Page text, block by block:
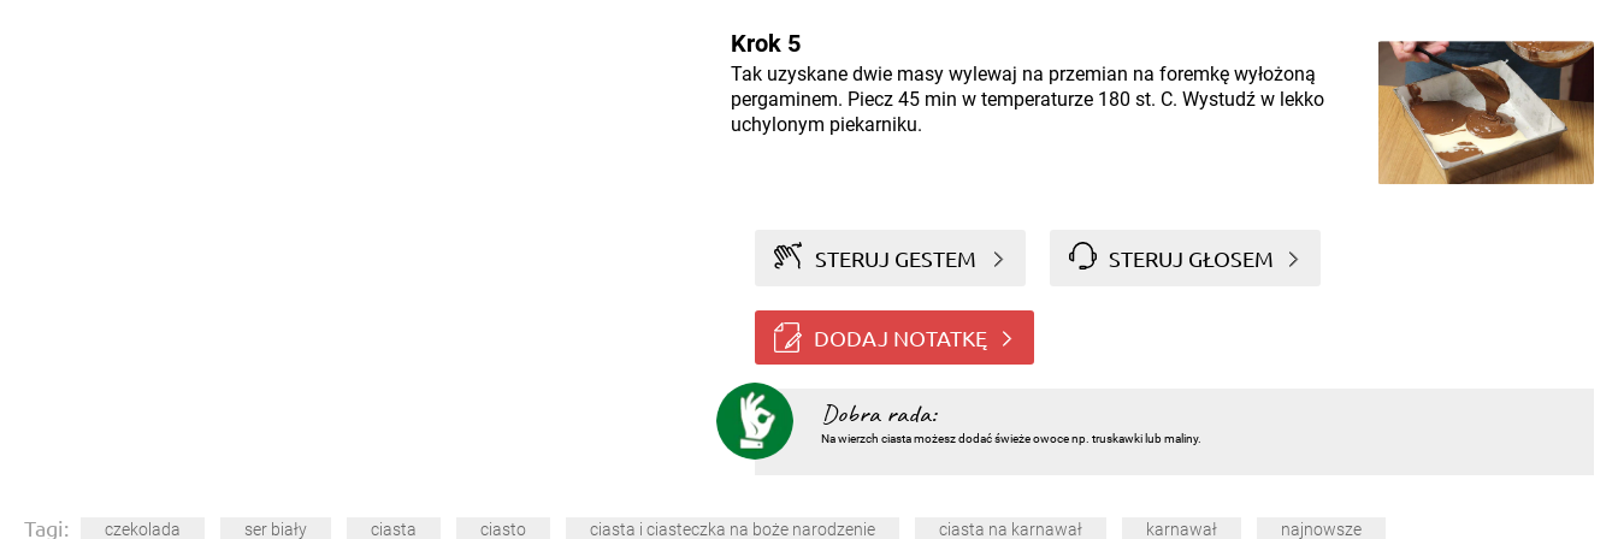
Krok 5
Tak uzyskane dwie masy wylewaj na przemian na foremkę wyłożoną
pergaminem. Piecz 45 min w temperaturze 180 st. C. Wystudź w lekko
uchylonym piekarniku.
STERUJ GESTEM STERUJ GŁOSEM
DODAJ NOTATKĘ
Dobra rada:
Na wierzch ciasta możesz dodać świeże owoce np. truskawki lub maliny.
Tagi: czekolada ser biały ciasta ciasto ciasta i ciasteczka na boże narodzenie ciasta na karnawał karnawał najnowsze